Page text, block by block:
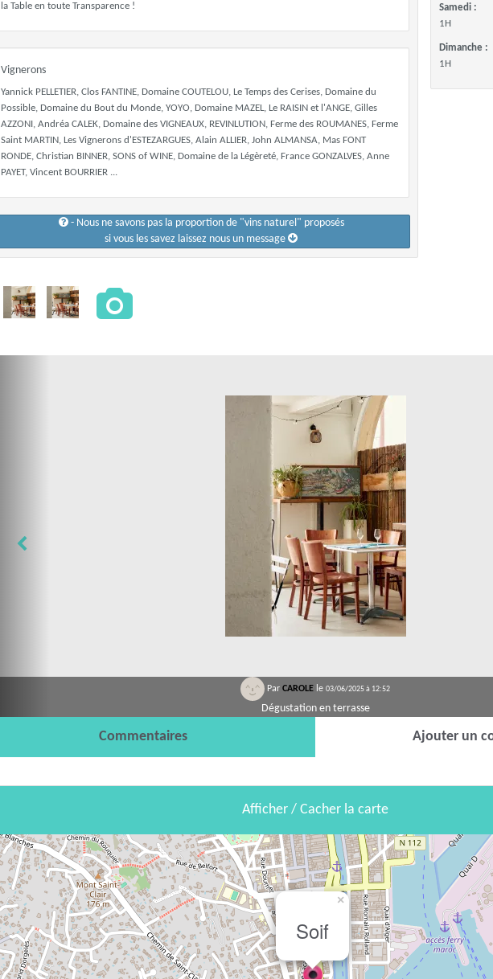
la Table en toute Transparence !
Vignerons
Yannick PELLETIER, Clos FANTINE, Domaine COUTELOU, Le Temps des Cerises, Domaine du
Possible, Domaine du Bout du Monde, YOYO, Domaine MAZEL, Le RAISIN et l'ANGE, Gilles
AZZONI, Andréa CALEK, Domaine des VIGNEAUX, REVINLUTION, Ferme des ROUMANES, Ferme
Saint MARTIN, Les Vignerons d'ESTEZARGUES, Alain ALLIER, John ALMANSA, Mas FONT
RONDE, Christian BINNER, SONS of WINE, Domaine de la Légèreté, France GONZALVES, Anne
PAYET, Vincent BOURRIER ...
- Nous ne savons pas la proportion de "vins naturel" proposés
si vous les savez laissez nous un message
Samedi :
1H
Dimanche :
1H
Par CAROLE le 03/06/2025 à 12:52
Dégustation en terrasse
Commentaires Ajouter un
Afficher / Cacher la carte
Soif
×